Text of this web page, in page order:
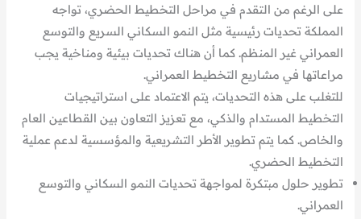
على الرغم من التقدم في مراحل التخطيط الحضري، تواجه
المملكة تحديات رئيسية مثل النمو السكاني السريع والتوسع
العمراني غير المنظم. كما أن هناك تحديات بيئية ومناخية يجب
مراعاتها في مشاريع التخطيط العمراني.
للتغلب على هذه التحديات، يتم الاعتماد على استراتيجيات
التخطيط المستدام والذكي، مع تعزيز التعاون بين القطاعين العام
والخاص. كما يتم تطوير الأطر التشريعية والمؤسسية لدعم عملية
التخطيط الحضري.
تطوير حلول مبتكرة لمواجهة تحديات النمو السكاني والتوسع
العمراني.